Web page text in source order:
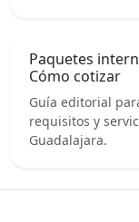
Paquetes
Cómo cotizar
Guía editorial
requisitos y
Guadalajara.